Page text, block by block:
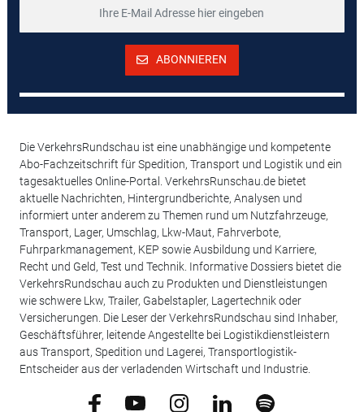
ABONNIEREN
Die VerkehrsRundschau ist eine unabhängige und kompetente
Abo-Fachzeitschrift für Spedition, Transport und Logistik und ein
tagesaktuelles Online-Portal. VerkehrsRunschau.de bietet
aktuelle Nachrichten, Hintergrundberichte, Analysen und
informiert unter anderem zu Themen rund um Nutzfahrzeuge,
Transport, Lager, Umschlag, Lkw-Maut, Fahrverbote,
Fuhrparkmanagement, KEP sowie Ausbildung und Karriere,
Recht und Geld, Test und Technik. Informative Dossiers bietet die
VerkehrsRundschau auch zu Produkten und Dienstleistungen
wie schwere Lkw, Trailer, Gabelstapler, Lagertechnik oder
Versicherungen. Die Leser der VerkehrsRundschau sind Inhaber,
Geschäftsführer, leitende Angestellte bei Logistikdienstleistern
aus Transport, Spedition und Lagerei, Transportlogistik-
Entscheider aus der verladenden Wirtschaft und Industrie.